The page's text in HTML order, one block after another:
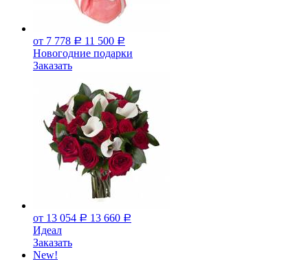
от 7 778 Р 11 500 Р
Новогодние подарки
Заказать
от 13 054 Р 13 660 Р
Идеал
Заказать
New!